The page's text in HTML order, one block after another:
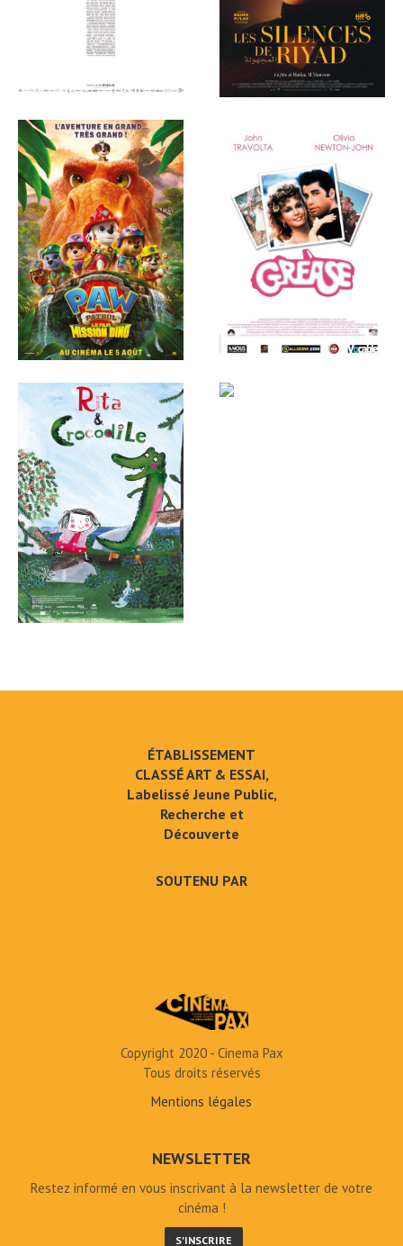
ÉTABLISSEMENT
CLASSÉ ART & ESSAI,
Labelissé Jeune Public,
Recherche et
Découverte
SOUTENU PAR
Copyright 2020 - Cinema Pax
Tous droits réservés
Mentions légales
NEWSLETTER
Restez informé en vous inscrivant à la newsletter de votre
cinéma !
S'INSCRIRE